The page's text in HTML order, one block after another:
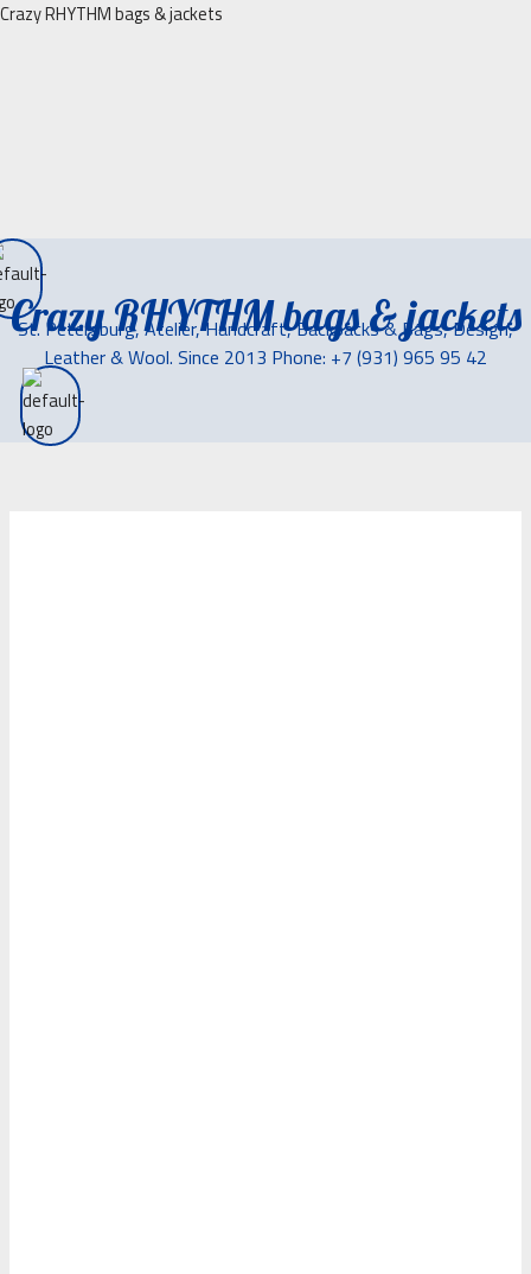
Перейти
Crazy RHYTHM bags & jackets
Crazy RHYTHM bags & jackets
St. Petersburg, Atelier, Handcraft, Backpacks & Bags, Design,
Leather & Wool. Since 2013 Phone: +7 (931) 965 95 42